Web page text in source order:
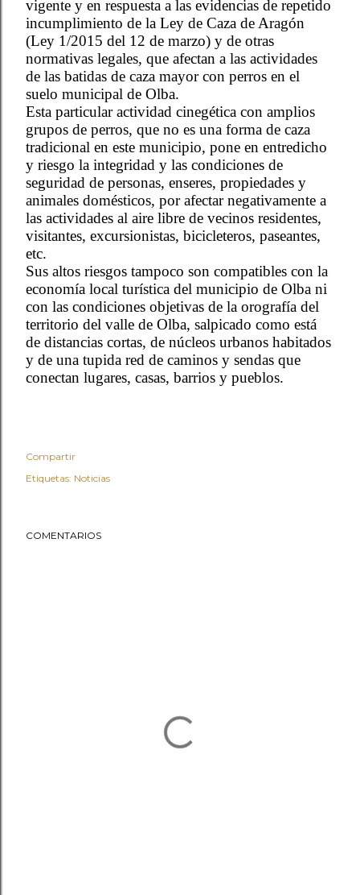
vigente y en respuesta a las evidencias de repetido
incumplimiento de la Ley de Caza de Aragón
(Ley 1/2015 del 12 de marzo) y de otras
normativas legales, que afectan a las actividades
de las batidas de caza mayor con perros en el
suelo municipal de Olba.
Esta particular actividad cinegética con amplios
grupos de perros, que no es una forma de caza
tradicional en este municipio, pone en entredicho
y riesgo la integridad y las condiciones de
seguridad de personas, enseres, propiedades y
animales domésticos, por afectar negativamente a
las actividades al aire libre de vecinos residentes,
visitantes, excursionistas, bicicleteros, paseantes,
etc.
Sus altos riesgos tampoco son compatibles con la
economía local turística del municipio de Olba ni
con las condiciones objetivas de la orografía del
territorio del valle de Olba, salpicado como está
de distancias cortas, de núcleos urbanos habitados
y de una tupida red de caminos y sendas que
conectan lugares, casas, barrios y pueblos.
Compartir
Etiquetas: Noticias
COMENTARIOS